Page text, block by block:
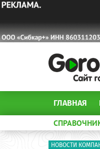
ГЛАВНАЯ
НОВОСТИ